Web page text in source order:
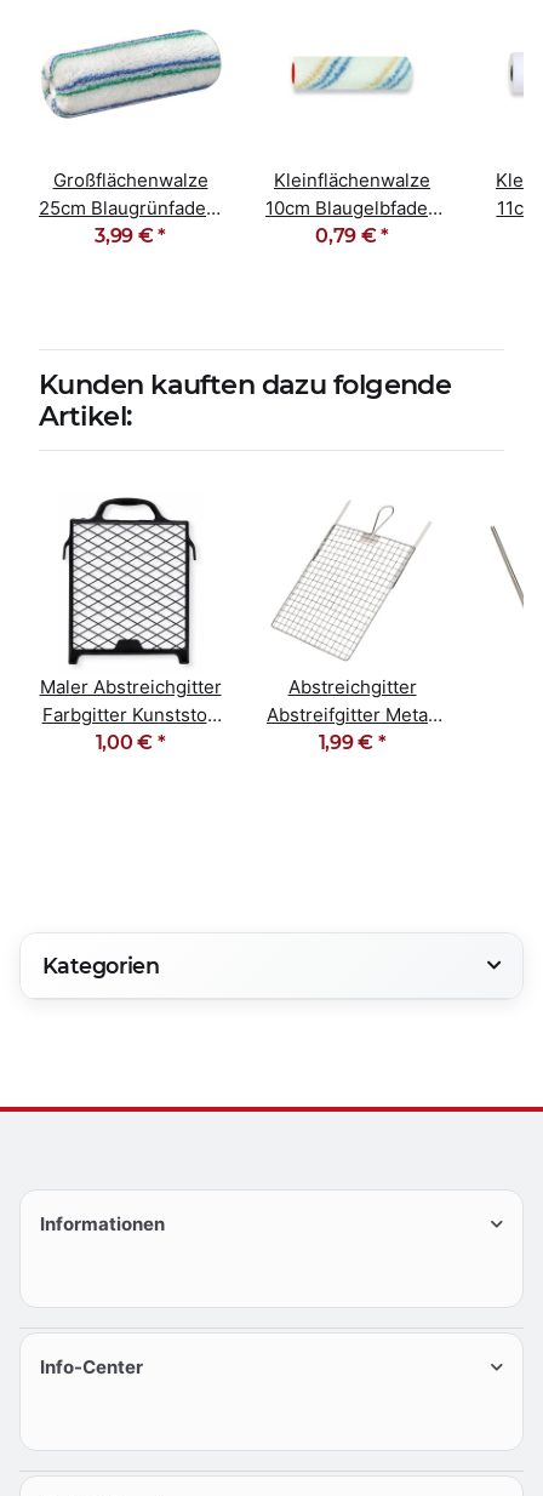
Großflächenwalze
25cm Blaugrünfaden,
Polyacryl gewebt
3,99 €*
Kleinflächenwalze
10cm Blaugelbfaden
Nylon 6mm Flor
0,79 €*
Kunden kauften dazu folgende
Artikel:
Maler Abstreichgitter
Farbgitter Kunststoff
27cm x 29cm
1,00 € *
Abstreichgitter
Abstreifgitter Metall
26cm x 30cm
1,99 € *
Kategorien
Informationen
Info-Center